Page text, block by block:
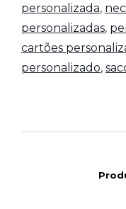
personalizada,
personalizadas,
cartões
personalizado,